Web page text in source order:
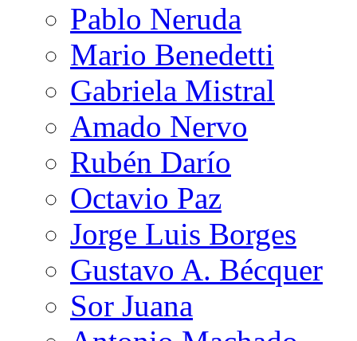
Pablo Neruda
Mario Benedetti
Gabriela Mistral
Amado Nervo
Rubén Darío
Octavio Paz
Jorge Luis Borges
Gustavo A. Bécquer
Sor Juana